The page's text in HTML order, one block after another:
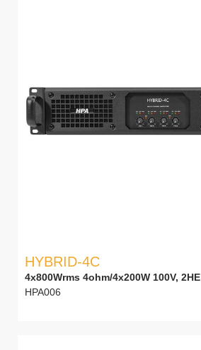
HYBRID-4C
4x800Wrms 4ohm/4x200W 100V, 2HE
HPA006